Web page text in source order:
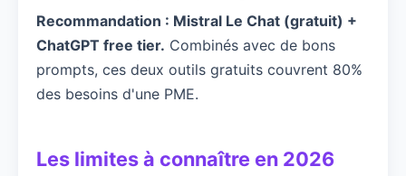
Recommandation : Mistral Le Chat (gratuit) +
ChatGPT free tier. Combinés avec de bons
prompts, ces deux outils gratuits couvrent 80%
des besoins d'une PME.
Les limites à connaître en 2026